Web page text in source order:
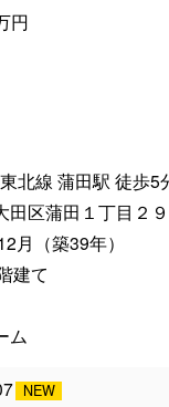
円
北線 蒲田駅 徒歩5
田区蒲田１丁目２
月（築39年）
建て
ム